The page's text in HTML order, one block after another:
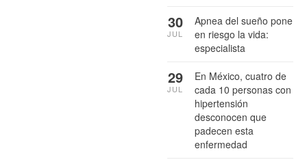
Apnea del sueño pone
en riesgo la vida:
especialista
30
JUL
En México, cuatro de
cada 10 personas con
hipertensión
desconocen que
padecen esta
enfermedad
29
JUL